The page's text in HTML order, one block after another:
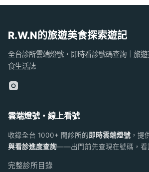
R.W.N的旅遊美食探索遊記
全台診所雲端燈號・即時看診號碼查詢｜旅遊
食生活誌
雲端燈號・線上看號
收錄全台 1000+ 間診所的 即時雲端燈號 ，提
與看診進度查詢——出門前先查現在號碼，看
完整診所目錄